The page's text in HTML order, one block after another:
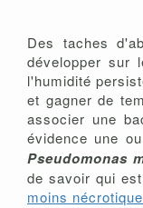
Des taches
développer sur
l'humidité
et gagner de
associer une
évidence une
Pseudomonas
de savoir qui
moins